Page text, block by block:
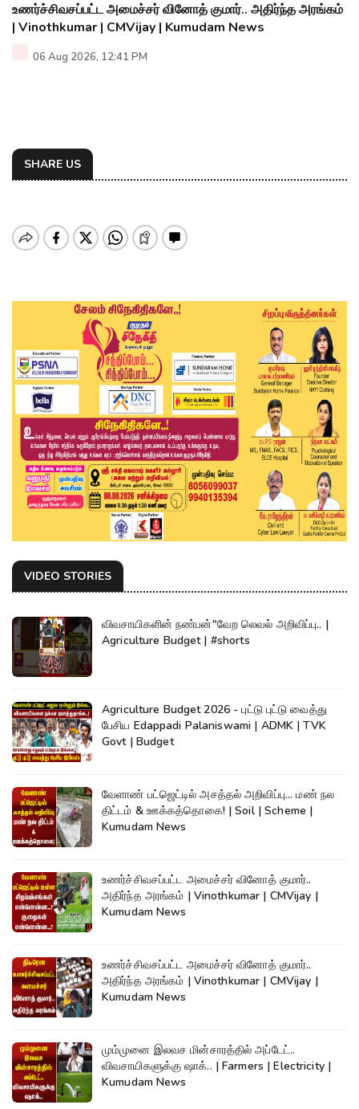
உணர்ச்சிவசப்பட்ட அமைச்சர் வினோத் குமார்.. அதிர்ந்த அரங்கம்
| Vinothkumar | CMVijay | Kumudam News
06 Aug 2026, 12:41 PM
SHARE US
VIDEO STORIES
விவசாயிகளின் நண்பன்"வேற லெவல் அறிவிப்பு.. |
Agriculture Budget | #shorts
Agriculture Budget 2026 - புட்டு புட்டு வைத்து
பேசிய Edappadi Palaniswami | ADMK | TVK
Govt | Budget
வேளாண் பட்ஜெட்டில் அசத்தல் அறிவிப்பு... மண் நல
திட்டம் & ஊக்கத்தொகை! | Soil | Scheme |
Kumudam News
உணர்ச்சிவசப்பட்ட அமைச்சர் வினோத் குமார்..
அதிர்ந்த அரங்கம் | Vinothkumar | CMVijay |
Kumudam News
உணர்ச்சிவசப்பட்ட அமைச்சர் வினோத் குமார்..
அதிர்ந்த அரங்கம் | Vinothkumar | CMVijay |
Kumudam News
மும்முனை இலவச மின்சாரத்தில் அப்டேட்..
விவசாயிகளுக்கு ஷாக்.. | Farmers | Electricity |
Kumudam News